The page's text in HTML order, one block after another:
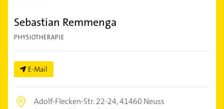
Sebastian Remmenga
PHYSIOTHERAPIE
E-Mail
Adolf-Flecken-Str. 22-24,41460 Neuss